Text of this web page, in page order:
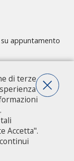
appuntamento
Milano - centralino
di terze
.
Accetta".